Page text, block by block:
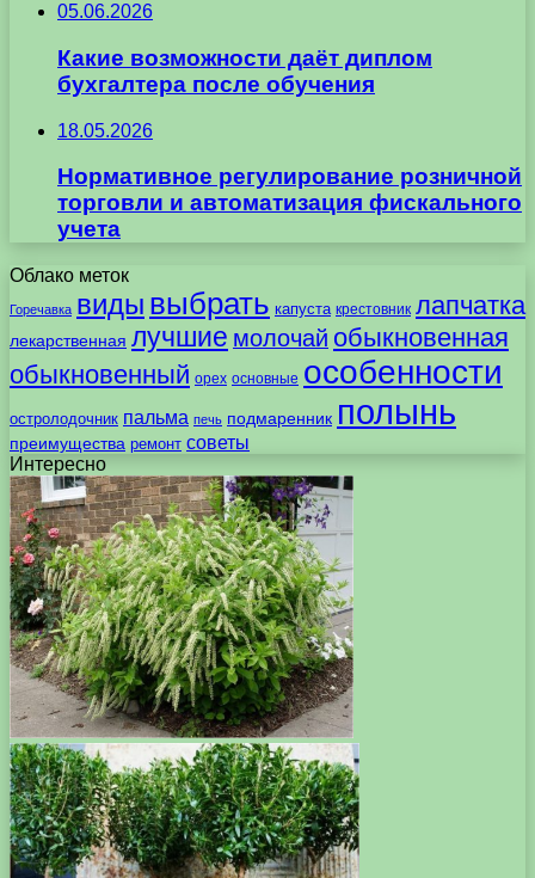
05.06.2026
Какие возможности даёт диплом
бухгалтера после обучения
18.05.2026
Нормативное регулирование розничной
торговли и автоматизация фискального
учета
Облако меток
Горечавка виды выбрать капуста крестовник лапчатка
лекарственная лучшие молочай обыкновенная
обыкновенный орех основные особенности
остролодочник пальма печь подмаренник полынь
преимущества ремонт советы
Интересно